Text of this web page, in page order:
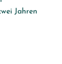
Jahren